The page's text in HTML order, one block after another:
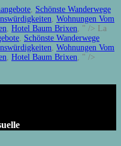
, Schönste Wanderwege
, Wohnungen Vom
, Hotel Baum Brixen, " /> La
, Schönste Wanderwege
, Wohnungen Vom
, Hotel Baum Brixen, " />